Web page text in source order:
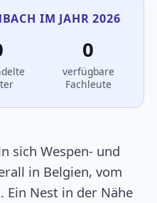
IM JAHR 2026
0
verfügbare
Fachleute
sich Wespen- und
in Belgien, vom
Ein Nest in der Nähe